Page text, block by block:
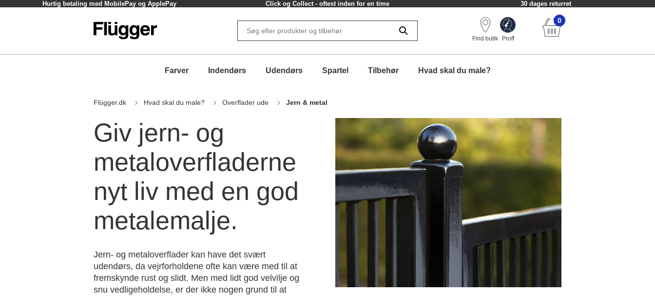
Hurtig betaling med MobilePay og ApplePay Click og Collect - oftest inden for en time 30 dages returret
Find butik Proff
0
Farver Indendørs Udendørs Spartel Tilbehør Hvad skal du male?
Flügger.dk Hvad skal du male? Overflader ude Jern & metal
Giv jern- og
metaloverfladerne
nyt liv med en god
metalemalje.
Jern- og metaloverflader kan have det svært
udendørs, da vejrforholdene ofte kan være med til at
fremskynde rust og slidt. Men med lidt god velvilje og
snu vedligeholdelse, er der ikke nogen grund til at